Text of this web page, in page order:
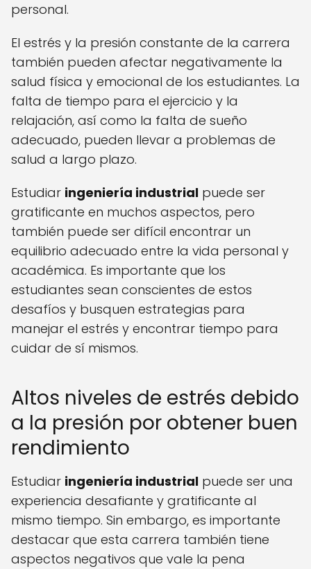
personal.
El estrés y la presión constante de la carrera
también pueden afectar negativamente la
salud física y emocional de los estudiantes. La
falta de tiempo para el ejercicio y la
relajación, así como la falta de sueño
adecuado, pueden llevar a problemas de
salud a largo plazo.
Estudiar ingeniería industrial puede ser
gratificante en muchos aspectos, pero
también puede ser difícil encontrar un
equilibrio adecuado entre la vida personal y
académica. Es importante que los
estudiantes sean conscientes de estos
desafíos y busquen estrategias para
manejar el estrés y encontrar tiempo para
cuidar de sí mismos.
Altos niveles de estrés debido
a la presión por obtener buen
rendimiento
Estudiar ingeniería industrial puede ser una
experiencia desafiante y gratificante al
mismo tiempo. Sin embargo, es importante
destacar que esta carrera también tiene
aspectos negativos que vale la pena